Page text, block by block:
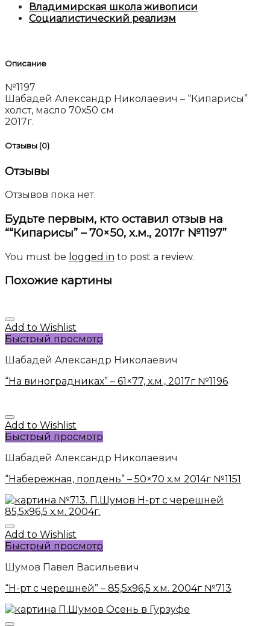
Владимирская школа живописи
Социалистический реализм
Описание
№1197
Шабадей Александр Николаевич – “Кипарисы”
холст, масло 70х50 см
2017г.
Отзывы (0)
Отзывы
Отзывов пока нет.
Будьте первым, кто оставил отзыв на
““Кипарисы” – 70×50, х.м., 2017г №1197”
You must be logged in to post a review.
Похожие картины
Add to Wishlist
Быстрый просмотр
Шабадей Александр Николаевич
“На виноградниках” – 61×77, х.м., 2017г №1196
Add to Wishlist
Быстрый просмотр
Шабадей Александр Николаевич
“Набережная, полдень” – 50×70 х.м 2014г №1151
Add to Wishlist
Быстрый просмотр
Шумов Павел Васильевич
“Н-рт с черешней” – 85,5х96,5 х.м. 2004г №713